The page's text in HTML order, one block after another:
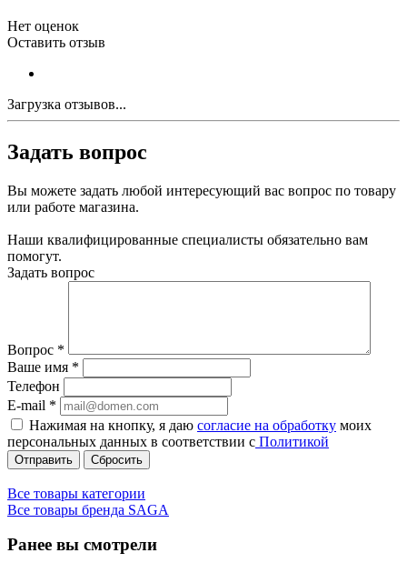
Нет оценок
Оставить отзыв
Загрузка отзывов...
Задать вопрос
Вы можете задать любой интересующий вас вопрос по товару
или работе магазина.
Наши квалифицированные специалисты обязательно вам
помогут.
Задать вопрос
Вопрос *
Ваше имя *
Телефон
E-mail *
Нажимая на кнопку, я даю согласие на обработку моих
персональных данных в соответствии с Политикой
Сбросить
Все товары категории
Все товары бренда SAGA
Ранее вы смотрели